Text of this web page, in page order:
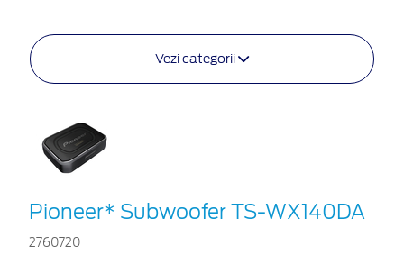
Vezi categorii
Pioneer* Subwoofer TS-WX140DA
2760720